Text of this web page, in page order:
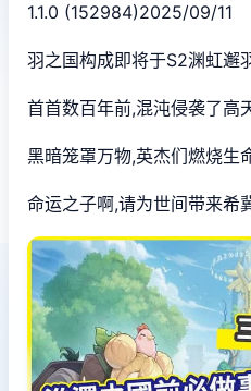
1.1.0 (152984)2025/09/11
羽之国构成即将于S2渊虹邂
首首数百年前,混沌侵袭了高
黑暗笼罩万物,英杰们燃烧生
命运之子啊,请为世间带来希